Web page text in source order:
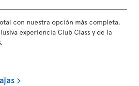
con nuestra opción más completa.
experiencia Club Class y de la